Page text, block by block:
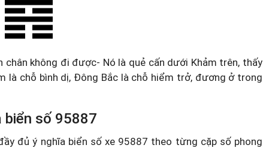
chân không đi được- Nó là quẻ cấn dưới Khảm trên, thấy
là chỗ bình dị, Đông Bắc là chỗ hiểm trở, đương ở trong
biển số 95887
đủ ý nghĩa biển số xe 95887 theo từng cặp số phong